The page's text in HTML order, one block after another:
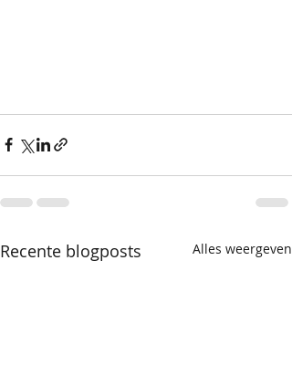
Recente blogposts Alles weergeven